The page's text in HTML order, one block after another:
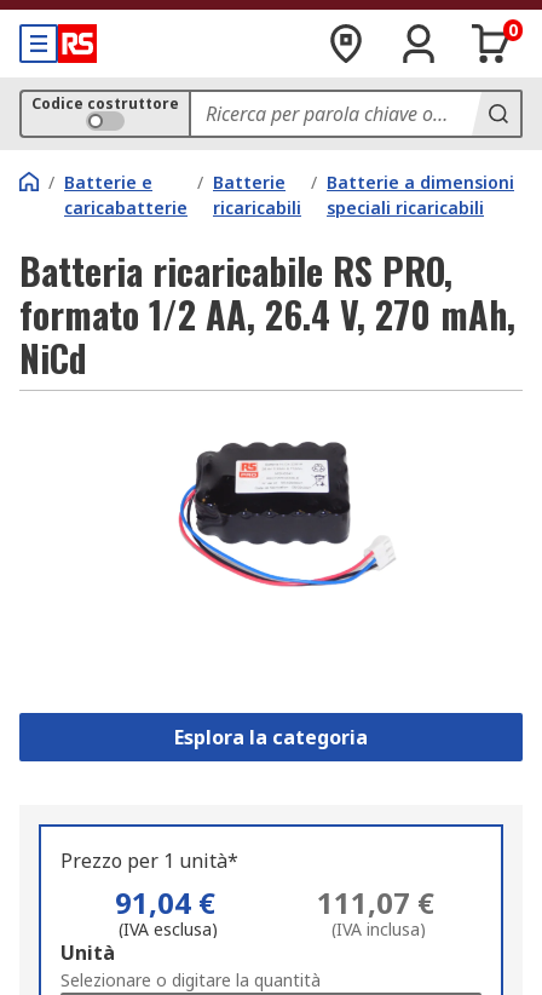
0
Codice costruttore
/ Batterie e
caricabatterie
/ Batterie
ricaricabili
/ Batterie a dimensioni
speciali ricaricabili
Batteria ricaricabile RS PRO,
formato 1/2 AA, 26.4 V, 270 mAh,
NiCd
Esplora la categoria
Prezzo per 1 unità*
91,04 €
(IVA esclusa)
111,07 €
(IVA inclusa)
Add
to
Unità
Selezionare o digitare la quantità